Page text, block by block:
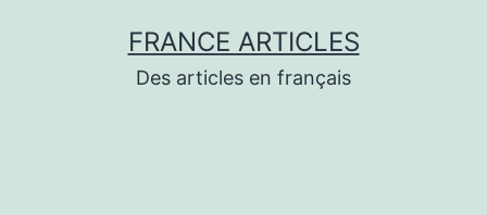
FRANCE ARTICLES
Des articles en français